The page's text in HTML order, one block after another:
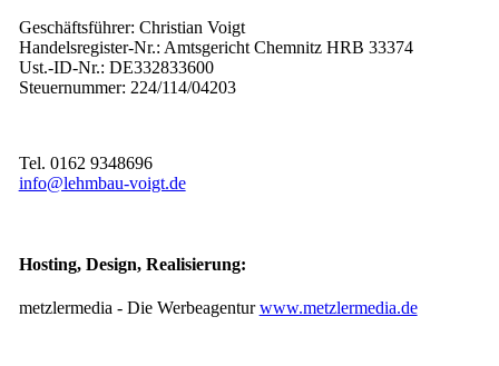
Geschäftsführer: Christian Voigt
Handelsregister-Nr.: Amtsgericht Chemnitz HRB 33374
Ust.-ID-Nr.: DE332833600
Steuernummer: 224/114/04203
Tel. 0162 9348696
info@lehmbau-voigt.de
Hosting, Design, Realisierung:
metzlermedia - Die Werbeagenturwww.metzlermedia.de